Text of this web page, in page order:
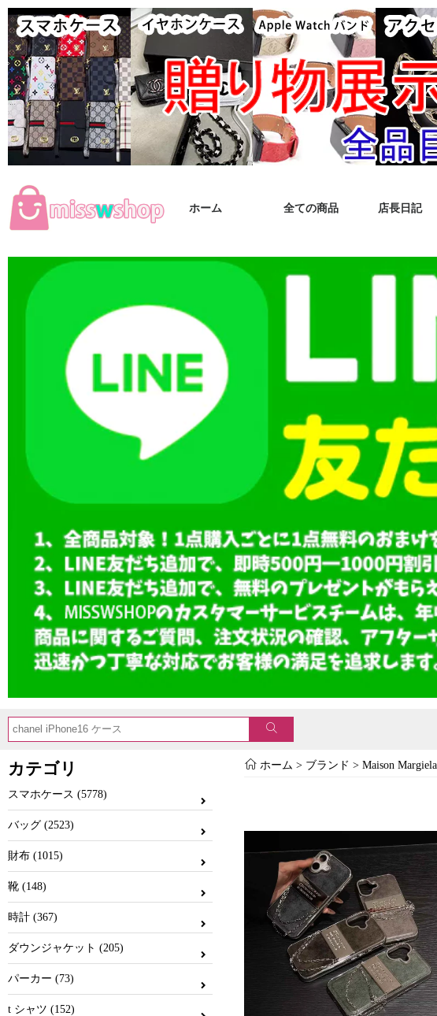
ホーム 全ての商品 店長日記
カテゴリ
スマホケース (5778)
バッグ (2523)
財布 (1015)
靴 (148)
時計 (367)
ダウンジャケット (205)
パーカー (73)
t シャツ (152)
ホーム > ブランド > Maison